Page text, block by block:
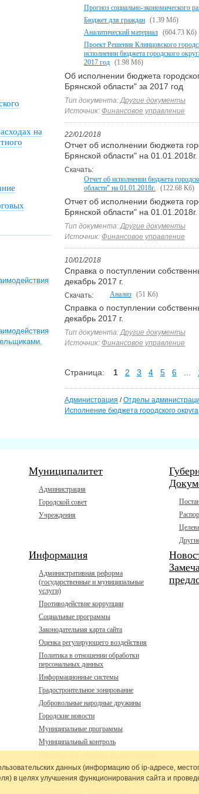
на
Прогноз социально-экономического
Бюджет для граждан (1.39 Мб)
Аналитический материал (604.73 Кб)
Проект Решения Клинцовского
исполнении бюджета городского
2017 год (1.98 Мб)
Об исполнении бюджета
Брянской области" за 2017 год
Тип документа:Другие документы
Источник: Финансовое управление
22/01/2018
Отчет об исполнении бюджета
Брянской области" на 01.01.2018г.
Скачать:
Отчет об исполнении бюджета
области" на 01.01.2018г.
(122.68 Кб)
Отчет об исполнении бюджета
Брянской области" на 01.01.2018г.
Тип документа:Другие документы
Источник: Финансовое управление
10/01/2018
Справка о поступлении
декабрь 2017 г.
Скачать: Анализ (51 Кб)
Справка о поступлении
декабрь 2017 г.
Тип документа:Другие документы
Источник: Финансовое управление
Страница: 1 2 3 4 5 6
Администрация /Отделы
Исполнение бюджета городского округа
Муниципалитет
Администрация
Городской совет
Учреждения
Информация
Административная реформа
(государственные и муниципальные
услуги)
Противодействие коррупции
Социальные программы
Законодательная карта сайта
Оценка регулирующего воздействия
Политика в отношении обработки
персональных данных
Информационные системы
Градостроительное зонирование
Добровольные народные дружины
Городские новости
Муниципальные программы
Муниципальный контроль
органа местного самоуправления
сведений подлежащих предоставлению с
использованием координат в
данных (информацию об ip-адресе,
в целях улучшения функционирования сайта и